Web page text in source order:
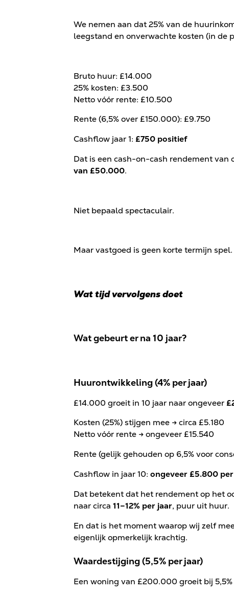
We nemen aan dat 25% van de
leegstand en onverwachte kosten (in de
Bruto huur: £14.000
25% kosten: £3.500
Netto vóór rente: £10.500
Rente (6,5% over £150.000): £9.750
Cashflow jaar 1: £750 positief
Dat is een cash-on-cash rendement van
van £50.000.
Niet bepaald spectaculair.
Maar vastgoed is geen korte termijn spel.
Wat tijd vervolgens doet
Wat gebeurt er na 10 jaar?
Huurontwikkeling (4% per jaar)
£14.000 groeit in 10 jaar naar ongeveer
Kosten (25%) stijgen mee → circa £5.180
Netto vóór rente → ongeveer £15.540
Rente (gelijk gehouden op 6,5% voor
Cashflow in jaar 10: ongeveer £5.800
Dat betekent dat het rendement op het
naar circa 11–12% per jaar, puur uit huur.
En dat is het moment waarop wij zelf
eigenlijk opmerkelijk krachtig.
Waardestijging (5,5% per jaar)
Een woning van £200.000 groeit bij